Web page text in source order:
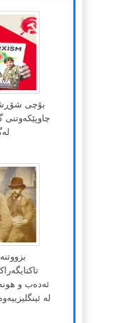
بۆچی
ئەدەب و
لە